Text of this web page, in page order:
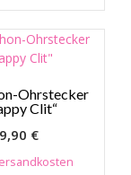
Ohrstecker
Clit“
9,90 €